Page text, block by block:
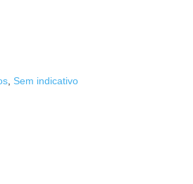
Sem indicativo